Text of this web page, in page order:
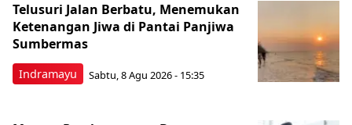
Indramayu
Telusuri Jalan Berbatu, Menemukan
Ketenangan Jiwa di Pantai Panjiwa
Sumbermas
Sabtu, 8 Agu 2026 - 15:35